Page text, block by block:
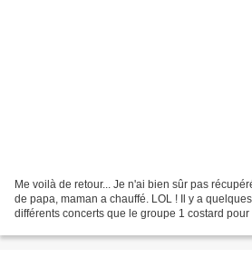
Me voilà de retour... Je n'ai bien sûr pas
de papa, maman a chauffé. LOL ! Il y a
différents concerts que le groupe 1 costard pour